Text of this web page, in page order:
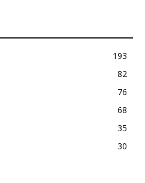
193
82
76
68
35
30